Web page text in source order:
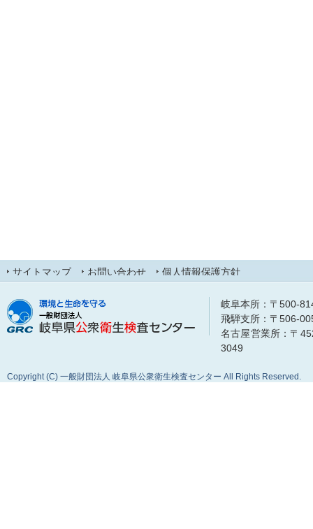
サイトマップ お問い合わせ 個人情報保護方針
岐阜本所：〒500-
飛騨支所：〒506-
名古屋営業所：〒
3049
Copyright (C) 一般財団法人 岐阜県公衆衛生検査センター All Rights Reserved.